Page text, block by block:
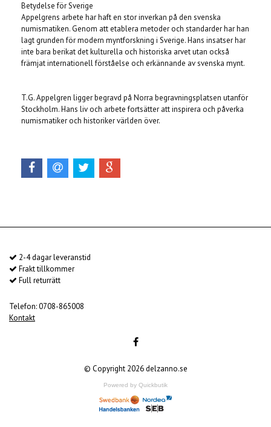
Betydelse för Sverige
Appelgrens arbete har haft en stor inverkan på den svenska
numismatiken. Genom att etablera metoder och standarder har han
lagt grunden för modern myntforskning i Sverige. Hans insatser har
inte bara berikat det kulturella och historiska arvet utan också
främjat internationell förståelse och erkännande av svenska mynt.
T.G. Appelgren ligger begravd på Norra begravningsplatsen utanför
Stockholm. Hans liv och arbete fortsätter att inspirera och påverka
numismatiker och historiker världen över.
2-4 dagar leveranstid
Frakt tillkommer
Full returrätt
Telefon: 0708-865008
Kontakt
© Copyright 2026 delzanno.se
Powered by Quickbutik